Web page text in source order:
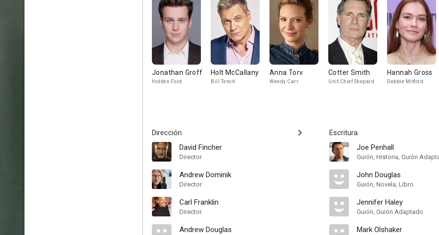
Jonathan Groff
Holden Ford
Holt McCallany
Bill Tench
Anna Torv
Wendy Carr
Cotter Smith
Unit Chief Shepard
Hannah Gross
Debbie Mitford
Dirección
David Fincher
Director
Andrew Dominik
Director
Carl Franklin
Director
Andrew Douglas
Escritura
Joe Penhall
Guión, Historia, Guión
John Douglas
Guión, Novela, Libro
Jennifer Haley
Guión, Guión Adaptado
Mark Olshaker